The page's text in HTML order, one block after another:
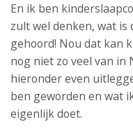
En ik ben
zult wel denken, wat is
gehoord! Nou dat kan
nog niet zo veel van in
hieronder even
ben geworden en wat
eigenlijk doet.